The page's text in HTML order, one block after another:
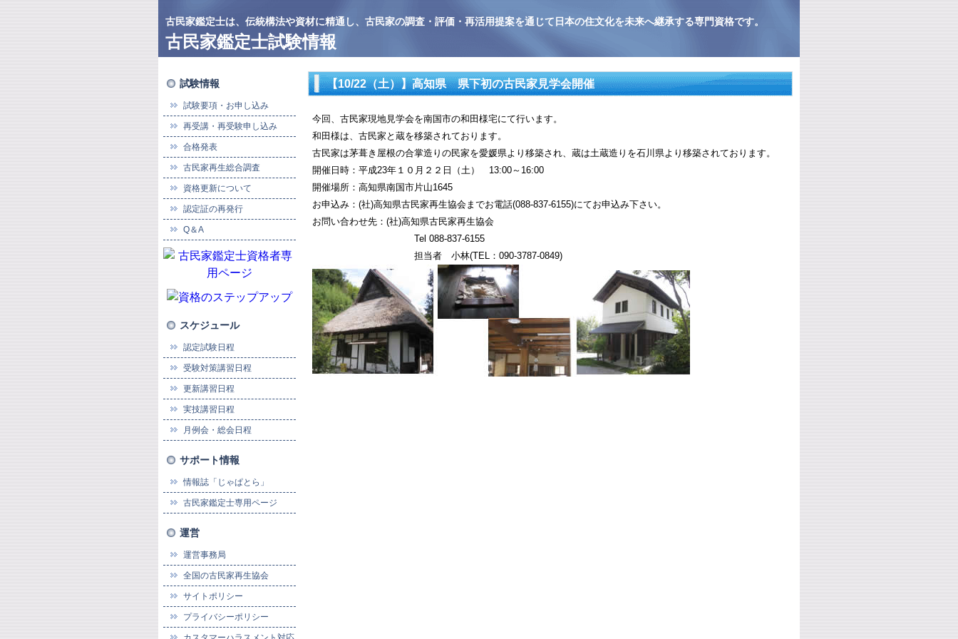
古民家鑑定士は、伝統構法や資材に精通し、古民家の調査・評価・再活用提案を通じて日本の住文化を未来へ継承する専門資格です。
古民家鑑定士試験情報
試験情報
試験要項・お申し込み
再受講・再受験申し込み
合格発表
古民家再生総合調査
資格更新について
認定証の再発行
Q＆A
スケジュール
認定試験日程
受験対策講習日程
更新講習日程
実技講習日程
月例会・総会日程
サポート情報
情報誌「じゃぱとら」
古民家鑑定士専用ページ
運営
運営事務局
全国の古民家再生協会
サイトポリシー
プライバシーポリシー
【10/22（土）】高知県 県下初の古民家見学会開催
今回、古民家現地見学会を南国市の和田様宅にて行います。
和田様は、古民家と蔵を移築されております。
古民家は茅葺き屋根の合掌造りの民家を愛媛県より移築され、蔵は土蔵造りを石川県より移築されております。
開催日時：平成23年１０月２２日（土） 13:00～16:00
開催場所：高知県南国市片山1645
お申込み：(社)高知県古民家再生協会までお電話(088-837-6155)にてお申込み下さい。
お問い合わせ先：(社)高知県古民家再生協会
Tel 088-837-6155
担当者 小林(TEL：090-3787-0849)